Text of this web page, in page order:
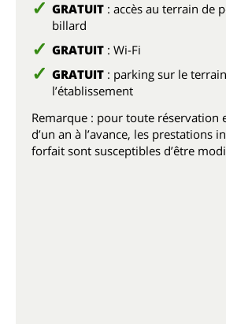
GRATUIT : accès au terrain de
billard
GRATUIT : Wi-Fi
GRATUIT : parking sur le
l’établissement
Remarque : pour toute réservation
d’un an à l’avance, les prestations
forfait sont susceptibles d’être